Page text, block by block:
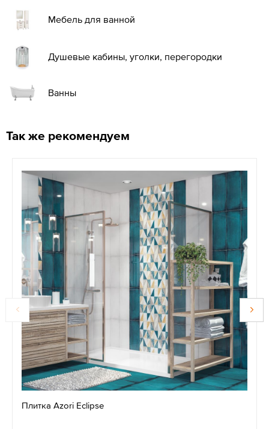
Мебель для ванной
Душевые кабины, уголки, перегородки
Ванны
Так же рекомендуем
Плитка Azori Eclipse